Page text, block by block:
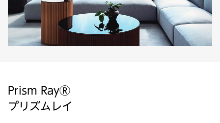
Prism RayⓇ
プリズムレイ